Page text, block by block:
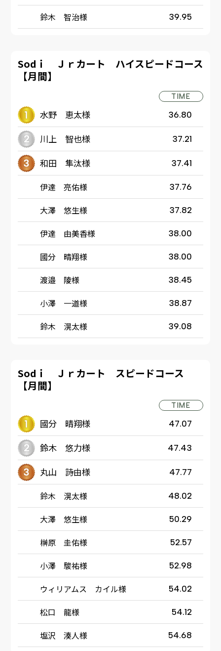
鈴木 智治様 39.95
Sodｉ Ｊｒカート ハイスピードコース
【月間】
TIME
水野 恵太様 36.80
川上 智也様 37.21
和田 隼汰様 37.41
伊達 亮佑様 37.76
大澤 悠生様 37.82
伊達 由美香様 38.00
國分 晴翔様 38.00
渡邉 陵様 38.45
小澤 一道様 38.87
鈴木 滉太様 39.08
Sodｉ Ｊｒカート スピードコース
【月間】
TIME
國分 晴翔様 47.07
鈴木 悠力様 47.43
丸山 詩由様 47.77
鈴木 滉太様 48.02
大澤 悠生様 50.29
榊原 圭佑様 52.57
小澤 駿祐様 52.98
ウィリアムス カイル様 54.02
松口 龍様 54.12
塩沢 湊人様 54.68